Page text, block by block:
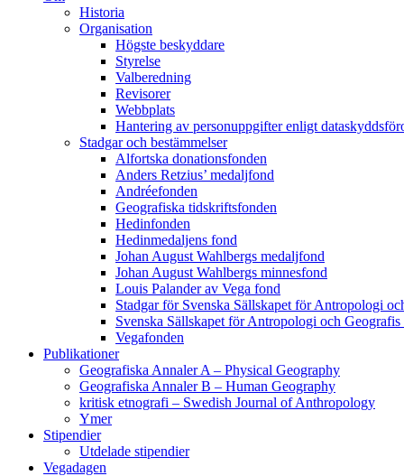
Historia
Organisation
Högste beskyddare
Styrelse
Valberedning
Revisorer
Webbplats
Hantering av personuppgifter enligt
Stadgar och bestämmelser
Alfortska donationsfonden
Anders Retzius’ medaljfond
Andréefonden
Geografiska tidskriftsfonden
Hedinfonden
Hedinmedaljens fond
Johan August Wahlbergs medaljfond
Johan August Wahlbergs minnesfond
Louis Palander av Vega fond
Stadgar för Svenska Sällskapet för Antropologi
Svenska Sällskapet för Antropologi och
Vegafonden
Publikationer
Geografiska Annaler A – Physical Geography
Geografiska Annaler B – Human Geography
kritisk etnografi – Swedish Journal of Anthropology
Ymer
Stipendier
Utdelade stipendier
Vegadagen